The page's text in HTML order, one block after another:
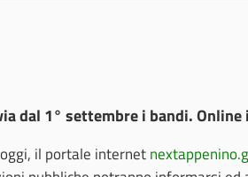
via dal 1° settembre i bandi.
il portale internet